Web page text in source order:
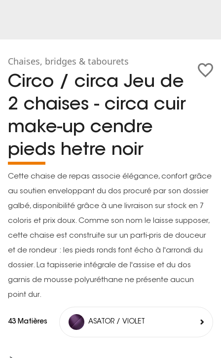
Chaises, bridges & tabourets
Circo / circa Jeu de
2 chaises - circa cuir
make-up cendre
pieds hetre noir
Cette chaise de repas associe élégance, confort grâce
au soutien enveloppant du dos procuré par son dossier
galbé, disponibilité grâce à une livraison sur stock en 7
coloris et prix doux. Comme son nom le laisse supposer,
cette chaise est construite sur un parti-pris de douceur
et de rondeur : les pieds ronds font écho à l'arrondi du
dossier. La tapisserie intégrale de l'assise et du dos
garnis de mousse polyuréthane ne présente aucun
point dur.
43 Matières ASATOR / VIOLET